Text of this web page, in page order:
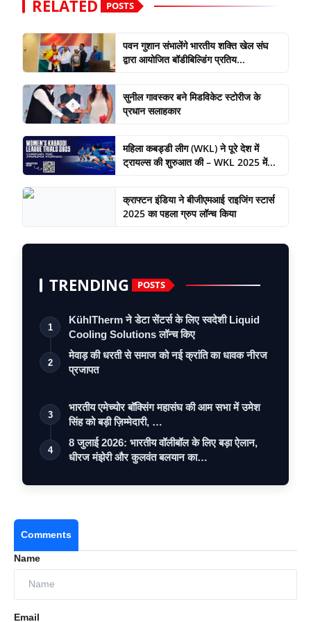
RELATED POSTS
पवन‌ गुशान संभालेंगे भारतीय शक्ति खेल संघ
द्वारा आयोजित बॉडीबिल्डिंग प्रतिय...
सुनील गावस्कर बने मिडविकेट स्टोरीज के
प्रधान सलाहकार
महिला कबड्डी लीग (WKL) ने पूरे देश में
ट्रायल्स की शुरुआत की – WKL 2025 में...
क्राफ्टन इंडिया ने बीजीएमआई राइजिंग स्टार्स
2025 का पहला ग्रुप लॉन्च किया
TRENDING POSTS
1
KühlTherm ने डेटा सेंटर्स के लिए स्वदेशी Liquid
Cooling Solutions लॉन्च किए
2
मेवाड़ की धरती से समाज को नई क्रांति का धावक नीरज
प्रजापत
3
भारतीय एमेच्योर बॉक्सिंग महासंघ की आम सभा में उमेश
सिंह को बड़ी ज़िम्मेदारी, …
4
8 जुलाई 2026: भारतीय वॉलीबॉल के लिए बड़ा ऐलान,
धीरज मंझेरी और कुलवंत बलयान का…
Comments
Name
Email